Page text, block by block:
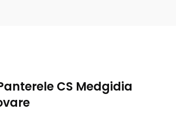
CS Medgidia